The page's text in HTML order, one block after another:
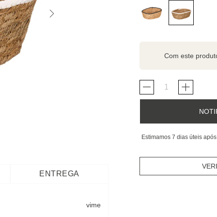
Com este
Estimamos 7 dias úteis
ENTREGA
vime